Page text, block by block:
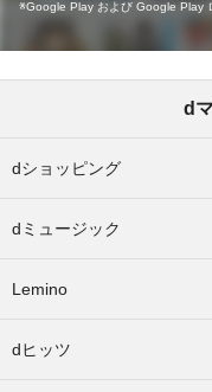
Google Play および Google Play
d
dショッピング
dミュージック
Lemino
dヒッツ